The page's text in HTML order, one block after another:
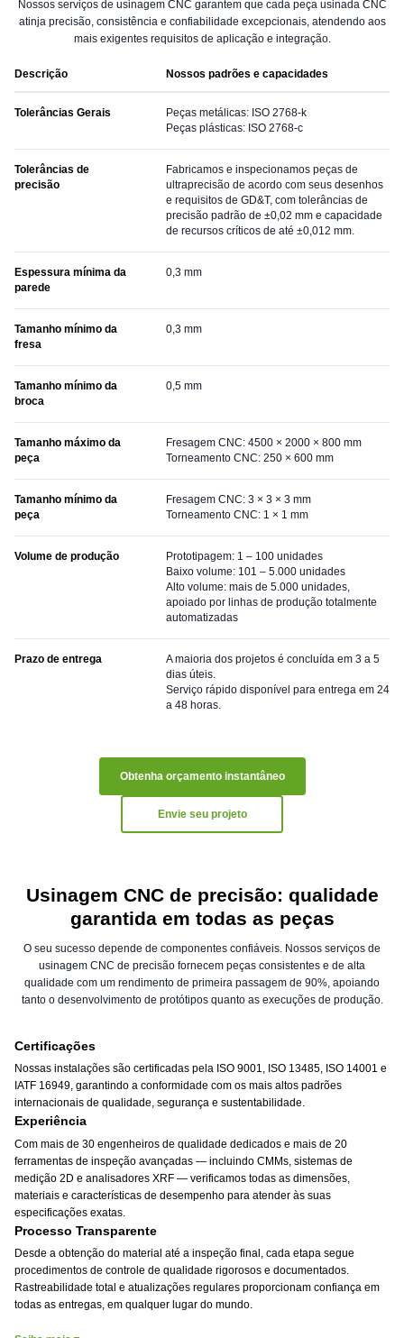
Nossos serviços de usinagem CNC garantem que cada peça usinada CNC
atinja precisão, consistência e confiabilidade excepcionais, atendendo aos
mais exigentes requisitos de aplicação e integração.
Descrição Nossos padrões e capacidades
Tolerâncias Gerais
Peças metálicas: ISO 2768-k
Peças plásticas: ISO 2768-c
Tolerâncias de
precisão
Fabricamos e inspecionamos peças de
ultraprecisão de acordo com seus desenhos
e requisitos de GD&T, com tolerâncias de
precisão padrão de ±0,02 mm e capacidade
de recursos críticos de até ±0,012 mm.
Espessura mínima da
parede
0,3 mm
Tamanho mínimo da
fresa
0,3 mm
Tamanho mínimo da
broca
0,5 mm
Tamanho máximo da
peça
Fresagem CNC: 4500 × 2000 × 800 mm
Torneamento CNC: 250 × 600 mm
Tamanho mínimo da
peça
Fresagem CNC: 3 × 3 × 3 mm
Torneamento CNC: 1 × 1 mm
Volume de produção
Prototipagem: 1 – 100 unidades
Baixo volume: 101 – 5.000 unidades
Alto volume: mais de 5.000 unidades,
apoiado por linhas de produção totalmente
automatizadas
Prazo de entrega
A maioria dos projetos é concluída em 3 a 5
dias úteis.
Serviço rápido disponível para entrega em 24
a 48 horas.
Obtenha orçamento instantâneo
Envie seu projeto
Usinagem CNC de precisão: qualidade
garantida em todas as peças
O seu sucesso depende de componentes confiáveis. Nossos serviços de
usinagem CNC de precisão fornecem peças consistentes e de alta
qualidade com um rendimento de primeira passagem de 90%, apoiando
tanto o desenvolvimento de protótipos quanto as execuções de produção.
Certificações
Nossas instalações são certificadas pela ISO 9001, ISO 13485, ISO 14001 e
IATF 16949, garantindo a conformidade com os mais altos padrões
internacionais de qualidade, segurança e sustentabilidade.
Experiência
Com mais de 30 engenheiros de qualidade dedicados e mais de 20
ferramentas de inspeção avançadas — incluindo CMMs, sistemas de
medição 2D e analisadores XRF — verificamos todas as dimensões,
materiais e características de desempenho para atender às suas
especificações exatas.
Processo Transparente
Desde a obtenção do material até a inspeção final, cada etapa segue
procedimentos de controle de qualidade rigorosos e documentados.
Rastreabilidade total e atualizações regulares proporcionam confiança em
todas as entregas, em qualquer lugar do mundo.